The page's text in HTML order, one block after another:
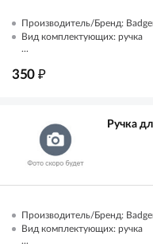
Производитель/Бренд:
Вид комплектующих: ручка
...
350 ₽
Ручка
Производитель/Бренд:
Вид комплектующих: ручка
...